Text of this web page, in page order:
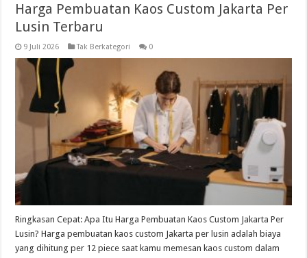
Harga Pembuatan Kaos Custom Jakarta Per
Lusin Terbaru
9 Juli 2026 Tak Berkategori 0
Ringkasan Cepat: Apa Itu Harga Pembuatan Kaos Custom Jakarta Per
Lusin? Harga pembuatan kaos custom Jakarta per lusin adalah biaya
yang dihitung per 12 piece saat kamu memesan kaos custom dalam